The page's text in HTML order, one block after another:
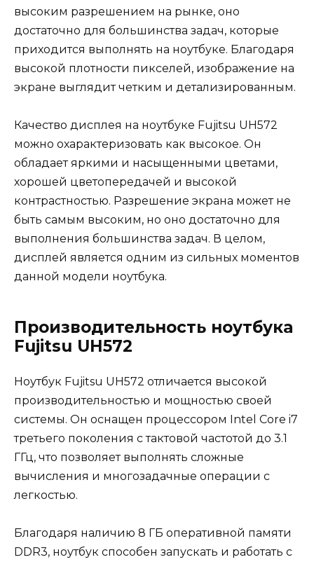
высоким разрешением на рынке, оно
достаточно для большинства задач, которые
приходится выполнять на ноутбуке. Благодаря
высокой плотности пикселей, изображение на
экране выглядит четким и детализированным.
Качество дисплея на ноутбуке Fujitsu UH572
можно охарактеризовать как высокое. Он
обладает яркими и насыщенными цветами,
хорошей цветопередачей и высокой
контрастностью. Разрешение экрана может не
быть самым высоким, но оно достаточно для
выполнения большинства задач. В целом,
дисплей является одним из сильных моментов
данной модели ноутбука.
Производительность ноутбука
Fujitsu UH572
Ноутбук Fujitsu UH572 отличается высокой
производительностью и мощностью своей
системы. Он оснащен процессором Intel Core i7
третьего поколения с тактовой частотой до 3.1
ГГц, что позволяет выполнять сложные
вычисления и многозадачные операции с
легкостью.
Благодаря наличию 8 ГБ оперативной памяти
DDR3, ноутбук способен запускать и работать с